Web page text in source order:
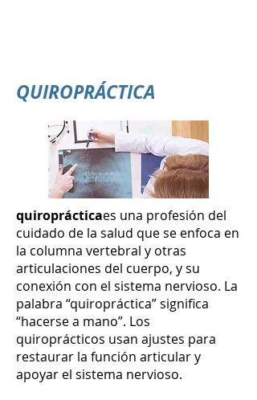
QUIROPRÁCTICA
quiroprácticaes una profesión del
cuidado de la salud que se enfoca en
la columna vertebral y otras
articulaciones del cuerpo, y su
conexión con el sistema nervioso. La
palabra “quiropráctica” significa
“hacerse a mano”. Los
quiroprácticos usan ajustes para
restaurar la función articular y
apoyar el sistema nervioso.